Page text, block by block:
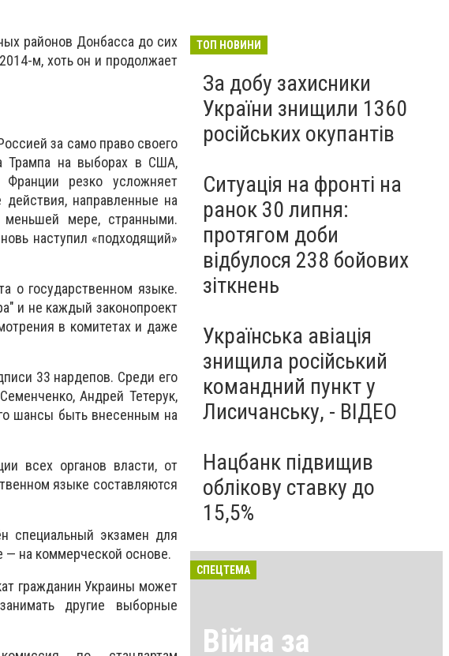
районов Донбасса до сих
м, хоть он и продолжает
за само право своего
Трампа на выборах в США,
резко усложняет
направленные на
меньшей мере, странными.
наступил «подходящий»
о государственном языке.
и не каждый законопроект
в комитетах и даже
33 нардепов. Среди его
Андрей Тетерук,
шансы быть внесенным на
всех органов власти, от
языке составляются
специальный экзамен для
— на коммерческой основе.
гражданин Украины может
другие выборные
ТОП НОВИНИ
За добу захисники
України знищили 1360
російських окупантів
Ситуація на фронті на
ранок 30 липня:
протягом доби
відбулося 238 бойових
зіткнень
Українська авіація
знищила російський
командний пункт у
Лисичанську, - ВІДЕО
Нацбанк підвищив
облікову ставку до
15,5%
СПЕЦТЕМА
Війна за